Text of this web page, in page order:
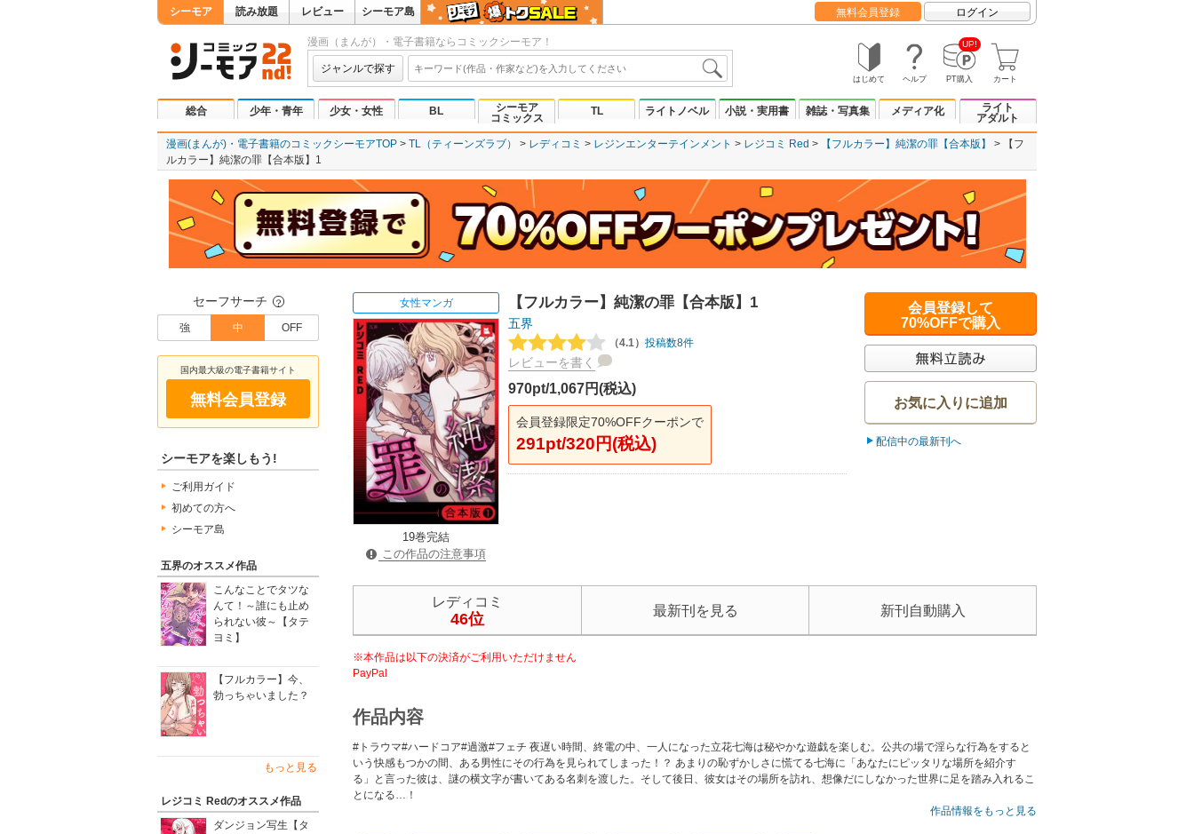
シーモア 読み放題 レビュー シーモア島 無料会員登録 ログイン
漫画（まんが）・電子書籍ならコミックシーモア！
ジャンルで探す
はじめて ヘルプ
UP!
PT購入 カート
総合 少年・青年 少女・女性 BL
シーモア
コミックス
TL ライトノベル 小説・実用書 雑誌・写真集 メディア化
ライト
アダルト
漫画(まんが)・電子書籍のコミックシーモアTOP TL（ティーンズラブ） レディコミ レジンエンターテインメント レジコミ Red 【フルカラー】純潔の罪【合本版】
【フ
ルカラー】純潔の罪【合本版】1
セーフサーチ ？
強 中 OFF
国内最大級の電子書籍サイト
無料会員登録
シーモアを楽しもう!
ご利用ガイド
初めての方へ
シーモア島
五界のオススメ作品
こんなことでタツな
んて！～誰にも止め
られない彼～【タテ
ヨミ】
【フルカラー】今、
勃っちゃいました？
もっと見る
レジコミ Redのオススメ作品
ダンジョン写生【タ
女性マンガ
19巻完結
この作品の注意事項
【フルカラー】純潔の罪【合本版】1
五界
（4.1） 投稿数8件
レビューを書く
970pt/1,067円(税込)
会員登録限定70%OFFクーポンで
291pt/320円(税込)
会員登録して
70%OFFで購入
お気に入りに追加
配信中の最新刊へ
レディコミ
46位 最新刊を見る 新刊自動購入
※本作品は以下の決済がご利用いただけません
PayPal
作品内容
#トラウマ#ハードコア#過激#フェチ 夜遅い時間、終電の中、一人になった立花七海は秘やかな遊戯を楽しむ。公共の場で淫らな行為をすると
いう快感もつかの間、ある男性にその行為を見られてしまった！？ あまりの恥ずかしさに慌てる七海に「あなたにピッタリな場所を紹介す
る」と言った彼は、謎の横文字が書いてある名刺を渡した。そして後日、彼女はその場所を訪れ、想像だにしなかった世界に足を踏み入れるこ
とになる…！
作品情報をもっと見る